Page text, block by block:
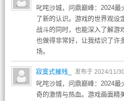
叱咤沙城，问鼎巅峰：2024
了新的认识。游戏的世界观设
战斗的同时，也能深入了解游
也做得非常好，让我结识了许
场。
寂寞式摧残_ 发布于 2024/11/
叱咤沙城，问鼎巅峰：2024
奇的激情与热血。游戏画面精